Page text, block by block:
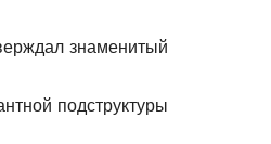
знаменитый
подструктуры